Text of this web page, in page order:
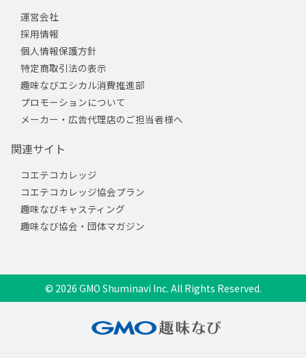
運営会社
採用情報
個人情報保護方針
特定商取引法の表示
趣味なびエシカル消費推進部
プロモーションについて
メーカー・広告代理店のご担当者様へ
関連サイト
コエテコカレッジ
コエテコカレッジ協会プラン
趣味なびキャスティング
趣味なび協会・団体マガジン
© 2026 GMO Shuminavi Inc. All Rights Reserved.